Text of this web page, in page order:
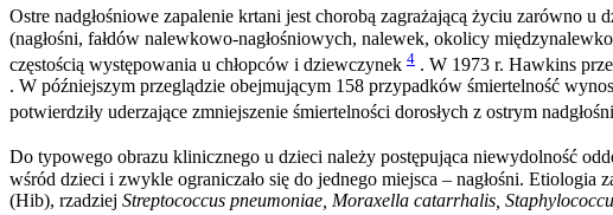
Ostre nadgłośniowe zapalenie krtani jest chorobą zagrażającą życiu zarówno u
(nagłośni, fałdów nalewkowo-nagłośniowych, nalewek, okolicy
częstością występowania u chłopców i dziewczynek 4 . W 1973 r. Hawkins
. W późniejszym przeglądzie obejmującym 158 przypadków śmiertelność
potwierdziły uderzające zmniejszenie śmiertelności dorosłych z ostrym
Do typowego obrazu klinicznego u dzieci należy postępująca niewydolność
wśród dzieci i zwykle ograniczało się do jednego miejsca – nagłośni.
(Hib), rzadziej Streptococcus pneumoniae, Moraxella catarrhalis,